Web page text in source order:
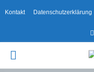
Kontakt Datenschutzerklärung
PRIMARY